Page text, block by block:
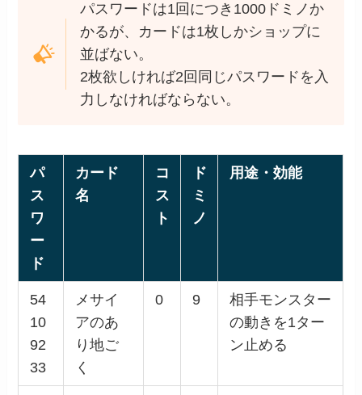
パスワードは1回につき1000ドミノか
かるが、カードは1枚しかショップに
並ばない。
2枚欲しければ2回同じパスワードを入
力しなければならない。
パ
ス
ワ
ー
ド
カード
名
コ
ス
ト
ド
ミ
ノ
用途・効能
54
10
92
33
メサイ
アのあ
り地ご
く
0 9
相手モンスター
の動きを1ター
ン止める